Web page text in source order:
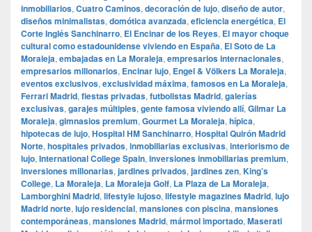
inmobiliarios, Cuatro Caminos, decoración de lujo, diseño de autor,
diseños minimalistas, domótica avanzada, eficiencia energética, El
Corte Inglés Sanchinarro, El Encinar de los Reyes, El mayor choque
cultural como estadounidense viviendo en España, El Soto de La
Moraleja, embajadas en La Moraleja, empresarios internacionales,
empresarios millonarios, Encinar lujo, Engel & Völkers La Moraleja,
eventos exclusivos, exclusividad máxima, famosos en La Moraleja,
Ferrari Madrid, fiestas privadas, futbolistas Madrid, galerías
exclusivas, garajes múltiples, gente famosa viviendo allí, Gilmar La
Moraleja, gimnasios premium, Gourmet La Moraleja, hípica,
hipotecas de lujo, Hospital HM Sanchinarro, Hospital Quirón Madrid
Norte, hospitales privados, inmobiliarias exclusivas, interiorismo de
lujo, International College Spain, inversiones inmobiliarias premium,
inversiones millonarias, jardines privados, jardines zen, King’s
College, La Moraleja, La Moraleja Golf, La Plaza de La Moraleja,
Lamborghini Madrid, lifestyle lujoso, lifestyle magazines Madrid, lujo
Madrid norte, lujo residencial, mansiones con piscina, mansiones
contemporáneas, mansiones Madrid, mármol importado, Maserati